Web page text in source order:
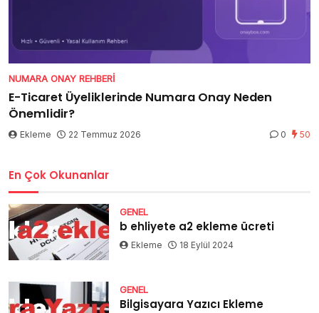
NUMARA ONAY REHBERI
E-Ticaret Üyeliklerinde Numara Onay Neden
Önemlidir?
Ekleme 22 Temmuz 2026 0 50
En Çok Okunanlar
GENEL
b ehliyete a2 ekleme ücreti
Ekleme 18 Eylül 2024
GENEL
Bilgisayara Yazıcı Ekleme